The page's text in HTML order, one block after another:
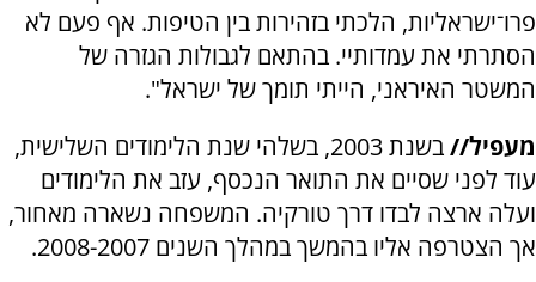
פרו־ישראליות, הלכתי בזהירות בין הטיפות. אף פעם לא
הסתרתי את עמדותיי. בהתאם לגבולות הגזרה של
המשטר האיראני, הייתי תומך של ישראל".
מעפיל//
בשנת 2003, בשלהי שנת הלימודים השלישית,
עוד לפני שסיים את התואר הנכסף, עזב את הלימודים
ועלה ארצה לבדו דרך טורקיה. המשפחה נשארה מאחור,
אך הצטרפה אליו בהמשך במהלך השנים 2008-2007.